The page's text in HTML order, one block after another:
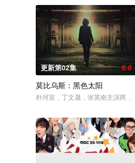
更新第02集 6.0
莫比乌斯：黑色太阳
朴河宣，丁文晟，张英南主演两集